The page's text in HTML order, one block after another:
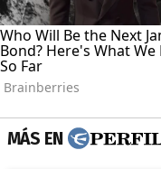
MÁS EN